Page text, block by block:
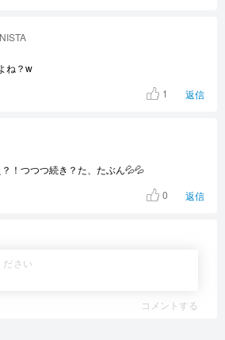
！つつつ続き？た、たぶん💦💦
0
返信
ね？w
1
返信
コメントする